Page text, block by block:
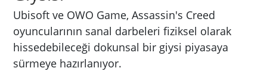
Ubisoft ve OWO Game, Assassin's Creed
oyuncularının sanal darbeleri fiziksel olarak
hissedebileceği dokunsal bir giysi piyasaya
sürmeye hazırlanıyor.